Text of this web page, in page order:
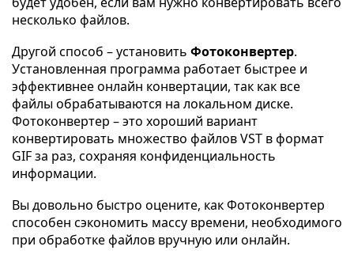
несколько файлов.
Другой способ – установить Фотоконвертер.
Установленная программа работает быстрее и
эффективнее онлайн конвертации, так как все
файлы обрабатываются на локальном диске.
Фотоконвертер – это хороший вариант
конвертировать множество файлов VST в формат
GIF за раз, сохраняя конфиденциальность
информации.
Вы довольно быстро оцените, как Фотоконвертер
способен сэкономить массу времени, необходимого
при обработке файлов вручную или онлайн.